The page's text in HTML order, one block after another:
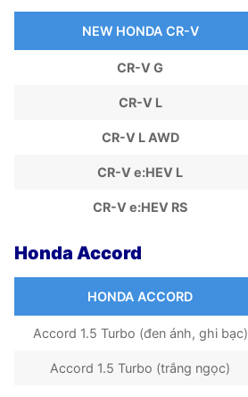
NEW HONDA CR-V
CR-V G
CR-V L
CR-V L AWD
CR-V e:HEV L
CR-V e:HEV RS
Honda Accord
HONDA ACCORD
Accord 1.5 Turbo (đen ánh, ghi bạc)
Accord 1.5 Turbo (trắng ngọc)